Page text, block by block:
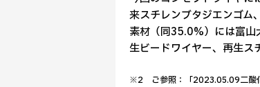
来スチレンブタジエンゴム
素材（同35.0%）には富山
生ビードワイヤー、再生ス
※2 ご参照：「2023.05.09二酸